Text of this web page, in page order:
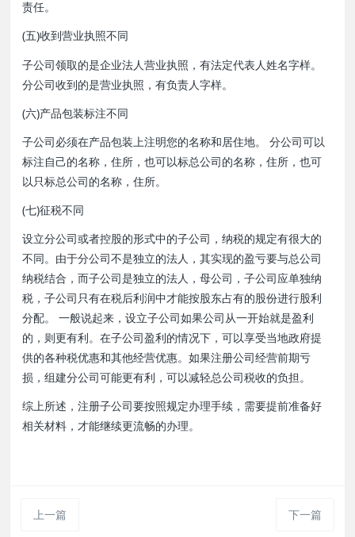
责任。
(五)收到营业执照不同
子公司领取的是企业法人营业执照，有法定代表人姓名字样。
分公司收到的是营业执照，有负责人字样。
(六)产品包装标注不同
子公司必须在产品包装上注明您的名称和居住地。 分公司可以
标注自己的名称，住所，也可以标总公司的名称，住所，也可
以只标总公司的名称，住所。
(七)征税不同
设立分公司或者控股的形式中的子公司，纳税的规定有很大的
不同。由于分公司不是独立的法人，其实现的盈亏要与总公司
纳税结合，而子公司是独立的法人，母公司，子公司应单独纳
税，子公司只有在税后利润中才能按股东占有的股份进行股利
分配。 一般说起来，设立子公司如果公司从一开始就是盈利
的，则更有利。在子公司盈利的情况下，可以享受当地政府提
供的各种税优惠和其他经营优惠。如果注册公司经营前期亏
损，组建分公司可能更有利，可以减轻总公司税收的负担。
综上所述，注册子公司要按照规定办理手续，需要提前准备好
相关材料，才能继续更流畅的办理。
上一篇 下一篇